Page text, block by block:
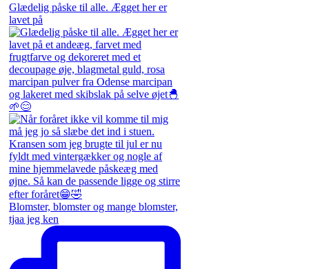
Glædelig påske til alle. Ægget her er
lavet på
Blomster, blomster og mange blomster,
tjaa jeg ken